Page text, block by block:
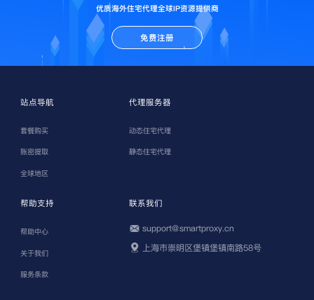
优质海外住宅代理全球IP资源提供商
免费注册
站点导航
套餐购买
账密提取
全球地区
代理服务器
动态住宅代理
静态住宅代理
帮助支持
帮助中心
关于我们
服务条款
联系我们
support@smartproxy.cn
上海市崇明区堡镇堡镇南路58号